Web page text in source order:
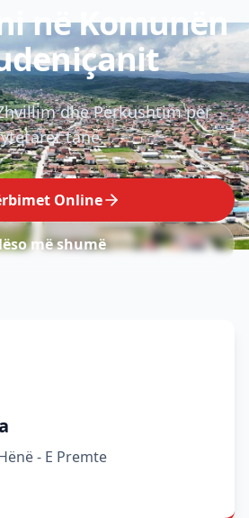
në Komunën
dhe Përkushtim për
tanë.
Online
më shumë
- E Premte